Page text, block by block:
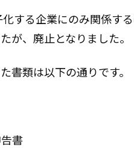
する企業にのみ関係す
が、廃止となりました。
書類は以下の通りです。
書